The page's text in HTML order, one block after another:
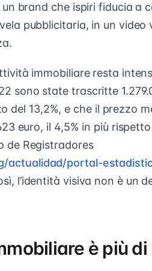
brand che ispiri fiducia a
pubblicitaria, in un video
immobiliare resta
sono state trascritte
del 13,2%, e che il prezzo
euro, il 4,5% in più
de Registradores
actualidad/portal-
l’identità visiva non è un
è più di